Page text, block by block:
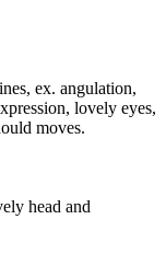
ex. angulation,
lovely eyes,
moves.
head and